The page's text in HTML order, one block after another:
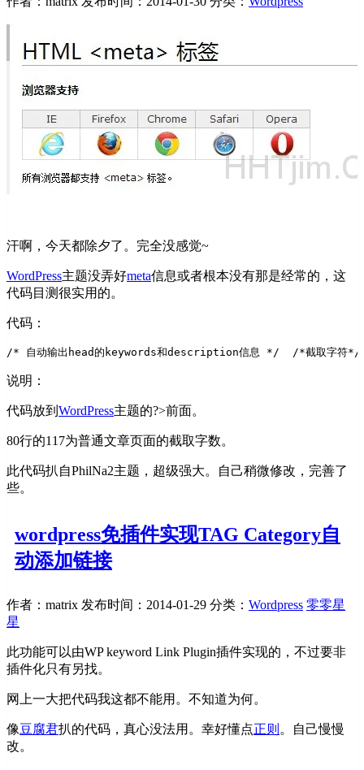
汗啊，今天都除夕了。完全没感觉~
WordPress主题没弄好meta信息或者根本没有那是经常的，这
代码目测很实用的。
代码：
/* 自动输出head的keywords和description信息 */ /*截取字
说明：
代码放到 WordPress主题的?>前面。
80行的117为普通文章页面的截取字数。
此代码扒自PhilNa2主题，超级强大。自己稍微修改，完善了
些。
wordpress免插件实现TAG Category自
动添加链接
作者：matrix 发布时间：2014-01-29 分类： Wordpress 零零星
星
此功能可以由WP keyword Link Plugin插件实现的，不过要非
插件化只有另找。
网上一大把代码我这都不能用。不知道为何。
像豆腐君扒的代码，真心没法用。幸好懂点正则 。自己慢慢
改。